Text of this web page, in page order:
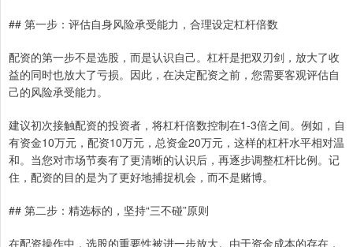
## 第一步：评估自身风险承受能力，合理设定杠杆倍数
配资的第一步不是选股，而是认识自己。杠杆是把双刃剑，放大了收
益的同时也放大了亏损。因此，在决定配资之前，您需要客观评估自
己的风险承受能力。
建议初次接触配资的投资者，将杠杆倍数控制在1-3倍之间。例如，自
有资金10万元，配资10万元，总资金20万元，这样的杠杆水平相对温
和。当您对市场节奏有了更清晰的认识后，再逐步调整杠杆比例。记
住，配资的目的是为了更好地捕捉机会，而不是赌博。
## 第二步：精选标的，坚持“三不碰”原则
在配资操作中，选股的重要性被进一步放大。由于资金成本的存在，